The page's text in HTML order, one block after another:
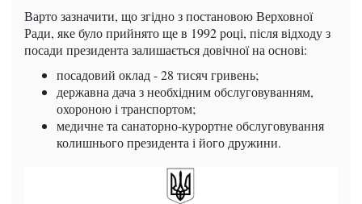
Варто зазначити, що згідно з постановою Верховної
Ради, яке було прийнято ще в 1992 році, після відходу з
посади президента залишається довічної на основі:
посадовий оклад - 28 тисяч гривень;
державна дача з необхідним обслуговуванням,
охороною і транспортом;
медичне та санаторно-курортне обслуговування
колишнього президента і його дружини.